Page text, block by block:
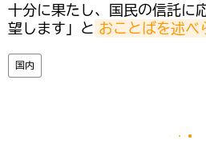
十分に果たし、国民の信託に
望します」と おことばを述べ
国内